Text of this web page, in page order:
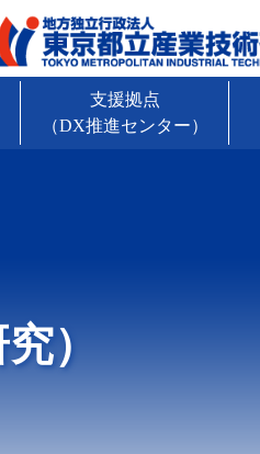
支援拠点
（DX推進センター）
）